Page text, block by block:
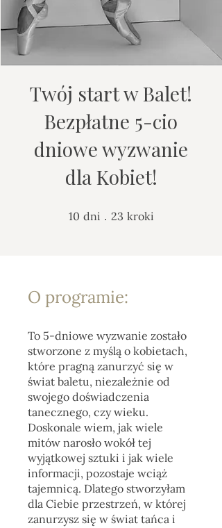
Twój start w Balet!
Bezpłatne 5-cio
dniowe wyzwanie
dla Kobiet!
10 dni 10 dni
23 kroki
O programie:
To 5-dniowe wyzwanie zostało
stworzone z myślą o kobietach,
które pragną zanurzyć się w
świat baletu, niezależnie od
swojego doświadczenia
tanecznego, czy wieku.
Doskonale wiem, jak wiele
mitów narosło wokół tej
wyjątkowej sztuki i jak wiele
informacji, pozostaje wciąż
tajemnicą. Dlatego stworzyłam
dla Ciebie przestrzeń, w której
zanurzysz się w świat tańca i